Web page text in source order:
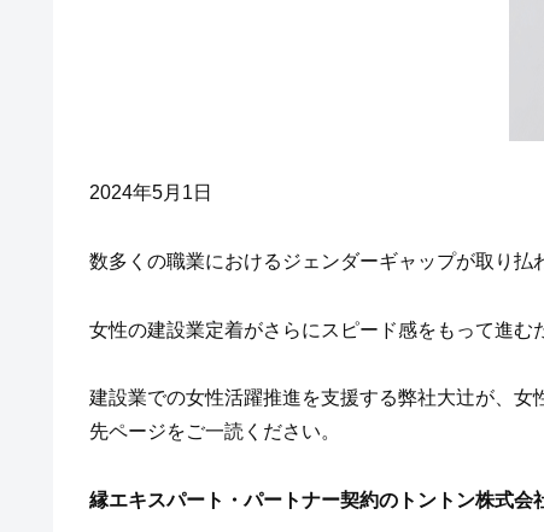
2024年5月1日
数多くの職業におけるジェンダーギャップが取り払
女性の建設業定着がさらにスピード感をもって進む
建設業での女性活躍推進を支援する弊社大辻が、
先ページをご一読ください。
縁エキスパート・パートナー契約のトントン株式会